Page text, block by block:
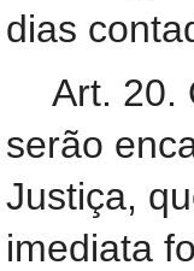
dias
Art. 20.
serão
Justiça,
imediata